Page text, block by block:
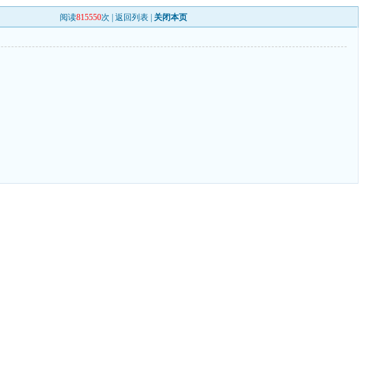
阅读815550次 |返回列表 关闭本页